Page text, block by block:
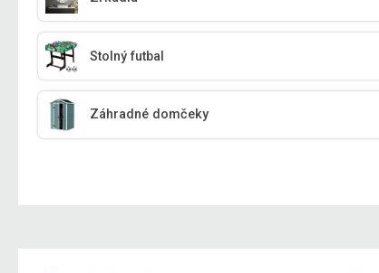
Stolný futbal
Záhradné domčeky